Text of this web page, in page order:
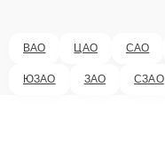
ВАО ЦАО САО
ЮЗАО ЗАО СЗАО